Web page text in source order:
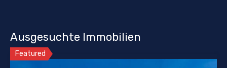
Ausgesuchte Immobilien
Featured